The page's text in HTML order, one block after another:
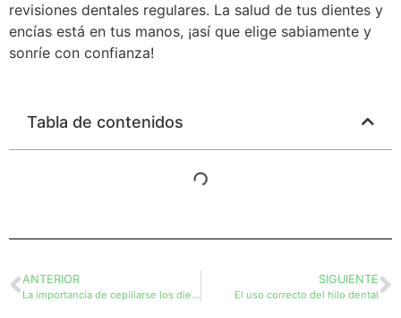
revisiones dentales regulares. La salud de tus dientes y
encías está en tus manos, ¡así que elige sabiamente y
sonríe con confianza!
Tabla de contenidos
ANTERIOR
La importancia de cepillarse los dientes correctamente
SIGUIENTE
El uso correcto del hilo dental